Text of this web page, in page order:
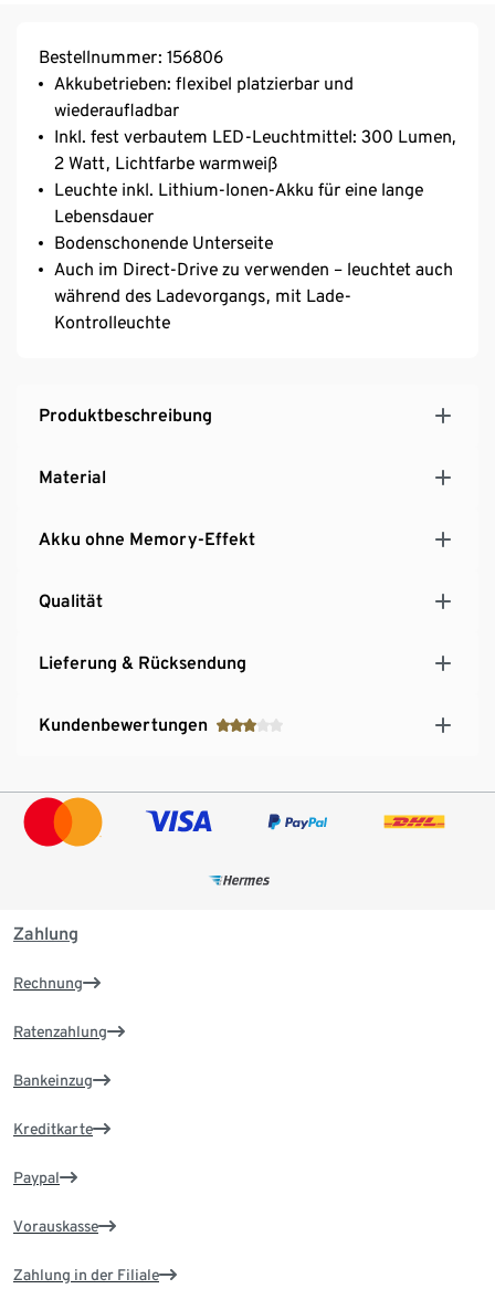
Bestellnummer: 156806
Akkubetrieben: flexibel platzierbar und
wiederaufladbar
Inkl. fest verbautem LED-Leuchtmittel: 300 Lumen,
2 Watt, Lichtfarbe warmweiß
Leuchte inkl. Lithium-Ionen-Akku für eine lange
Lebensdauer
Bodenschonende Unterseite
Auch im Direct-Drive zu verwenden – leuchtet auch
während des Ladevorgangs, mit Lade-
Kontrolleuchte
Produktbeschreibung
Material
Akku ohne Memory-Effekt
Qualität
Lieferung & Rücksendung
Kundenbewertungen
Zahlung
Rechnung
Ratenzahlung
Bankeinzug
Kreditkarte
Paypal
Vorauskasse
Zahlung in der Filiale